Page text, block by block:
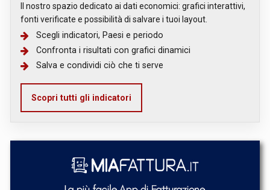
Il nostro spazio dedicato ai dati economici: grafici interattivi,
fonti verificate e possibilità di salvare i tuoi layout.
Scegli indicatori, Paesi e periodo
Confronta i risultati con grafici dinamici
Salva e condividi ciò che ti serve
Scopri tutti gli indicatori